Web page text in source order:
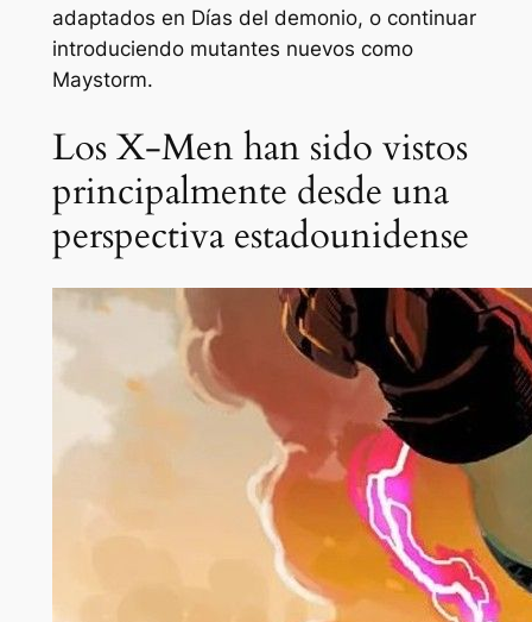
adaptados en Días del demonio, o continuar
introduciendo mutantes nuevos como
Maystorm.
Los X-Men han sido vistos
principalmente desde una
perspectiva estadounidense